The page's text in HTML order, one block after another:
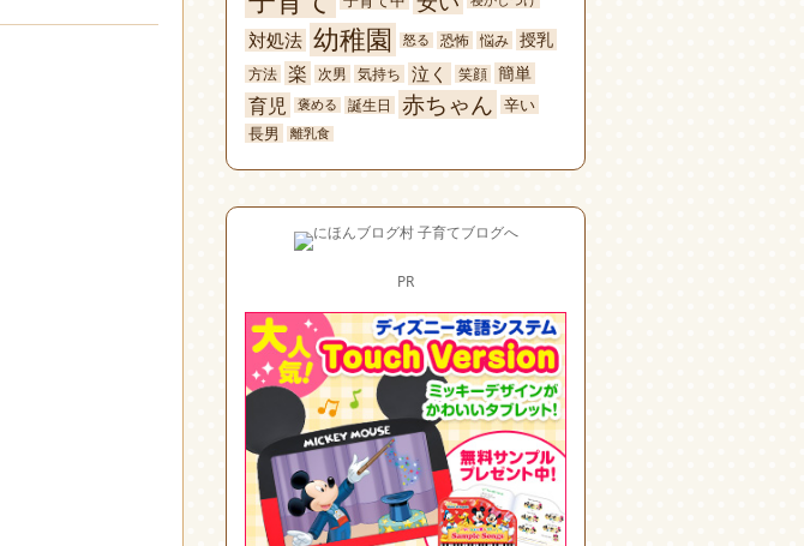
対処法 幼稚園 怒る 恐怖 悩み 授乳
方法 楽 次男 気持ち 泣く 笑顔 簡単
育児 褒める 誕生日 赤ちゃん 辛い
長男
離乳食
PR